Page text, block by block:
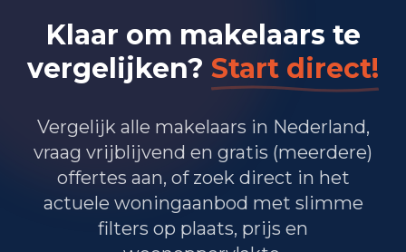
Zakelijke dienstverlening 1.855
Overheid, onderwijs en zorg 1.445
Landbouw, bosbouw en visserij 90
Vervoer, informatie en communicatie
Financiele diensten en onroerendgoed 375
Cultuur, recreatie en overige diensten
Klaar om makelaars te
vergelijken? Start direct!
Vergelijk alle makelaars in Nederland,
vraag vrijblijvend en gratis (meerdere)
offertes aan, of zoek direct in het
actuele woningaanbod met slimme
filters op plaats, prijs en